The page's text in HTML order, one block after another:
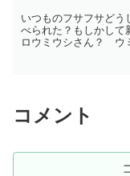
いつものフサフサどう
べられた？もしかして
ロウミウシさん？
コメント